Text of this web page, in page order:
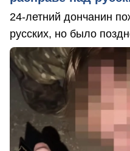
24-летний дончанин
русских, но было